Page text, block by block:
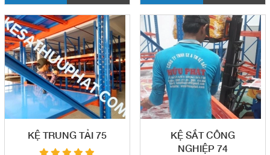
KỆ TRUNG TẢI 75
KỆ SẮT CÔNG
NGHIỆP 74